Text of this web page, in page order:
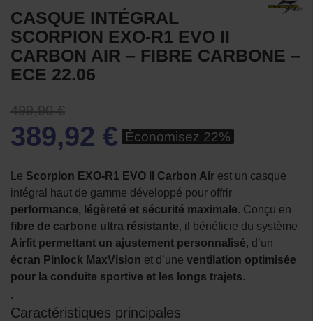
CASQUE INTÉGRAL
SCORPION EXO-R1 EVO II
CARBON AIR – FIBRE CARBONE –
ECE 22.06
499,90 €
389,92 € Économisez 22%
Le Scorpion EXO-R1 EVO II Carbon Air est un casque
intégral haut de gamme développé pour offrir
performance, légèreté et sécurité maximale. Conçu en
fibre de carbone ultra résistante, il bénéficie du système
Airfit permettant un ajustement personnalisé, d’un
écran Pinlock MaxVision et d’une ventilation optimisée
pour la conduite sportive et les longs trajets.
.
Caractéristiques principales